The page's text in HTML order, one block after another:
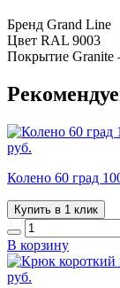
Бренд Grand Line
Цвет RAL 9003
Покрытие Granite
руб.
Колено 60 град
Купить в 1 клик
В корзину
руб.